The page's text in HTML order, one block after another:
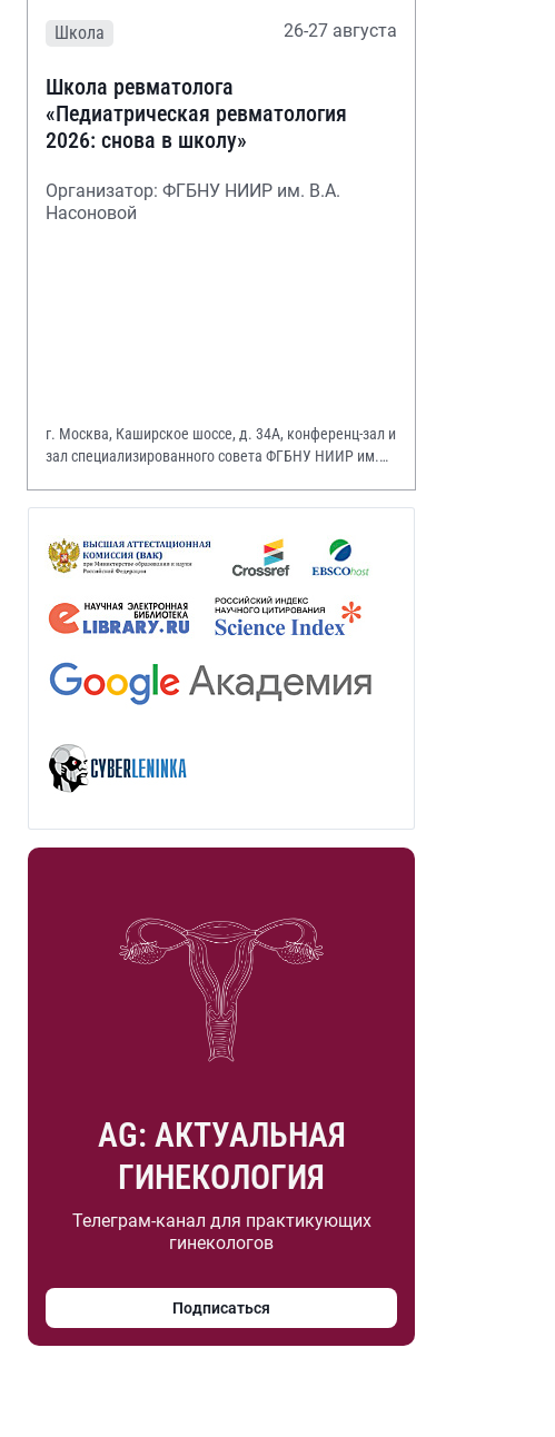
Школа 26-27 августа
Школа ревматолога
«Педиатрическая ревматология
2026: снова в школу»
Организатор: ФГБНУ НИИР им. В.А.
Насоновой
г. Москва, Каширское шоссе, д. 34А, конференц-зал и
зал специализированного совета ФГБНУ НИИР им.
AG: АКТУАЛЬНАЯ
ГИНЕКОЛОГИЯ
Телеграм-канал для практикующих
гинекологов
Подписаться